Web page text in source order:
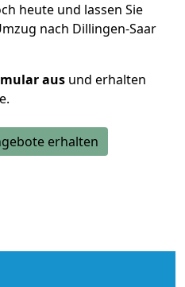
heute und lassen Sie
nach Dillingen-Saar
aus und erhalten
erhalten